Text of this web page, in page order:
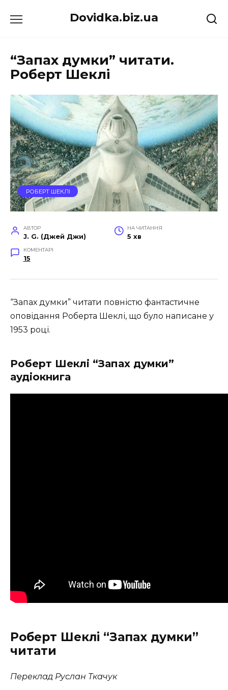
до
Dovidka.biz.ua
“Запах думки” читати.
Роберт Шеклі
РОБЕРТ ШЕКЛІ
АВТОР
J. G. (Джей Джи)
НА ЧИТАННЯ
5 хв
КОМЕНТАРІ
15
“Запах думки” читати повністю фантастичне
оповідання Роберта Шеклі, що було написане у
1953 році.
Роберт Шеклі “Запах думки”
аудіокнига
Роберт Шеклі “Запах думки”
читати
Переклад Руслан Ткачук